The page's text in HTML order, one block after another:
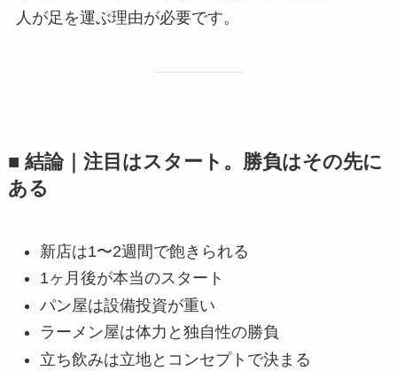
人が足を運ぶ理由が必要です。
■ 結論｜注目はスタート。勝負はその先に
ある
新店は1〜2週間で飽きられる
1ヶ月後が本当のスタート
パン屋は設備投資が重い
ラーメン屋は体力と独自性の勝負
立ち飲みは立地とコンセプトで決まる